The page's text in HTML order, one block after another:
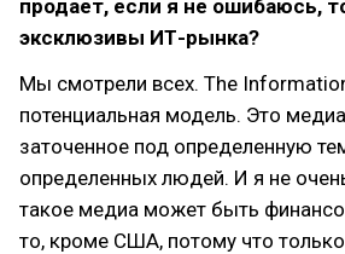
продает, если я не ошибаюсь,
эксклюзивы ИТ-рынка?
Мы смотрели всех. The
потенциальная модель. Это
заточенное под определенную
определенных людей. И я не
такое медиа может быть
то, кроме США, потому что